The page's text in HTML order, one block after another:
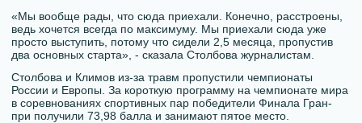
«Мы вообще рады, что сюда приехали. Конечно, расстроены,
ведь хочется всегда по максимуму. Мы приехали сюда уже
просто выступить, потому что сидели 2,5 месяца, пропустив
два основных старта», - сказала Столбова журналистам.
Столбова и Климов из-за травм пропустили чемпионаты
России и Европы. За короткую программу на чемпионате мира
в соревнованиях спортивных пар победители Финала Гран-
при получили 73,98 балла и занимают пятое место.